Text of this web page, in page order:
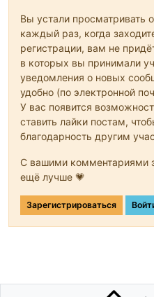
Вы устали просматривать
каждый раз, когда
регистрации, вам не
в которых вы принимали
уведомления о новых
удобно (по электронной
У вас появится
ставить лайки постам,
благодарность другим
С вашими комментариями
ещё лучше 💗
Зарегистрироваться